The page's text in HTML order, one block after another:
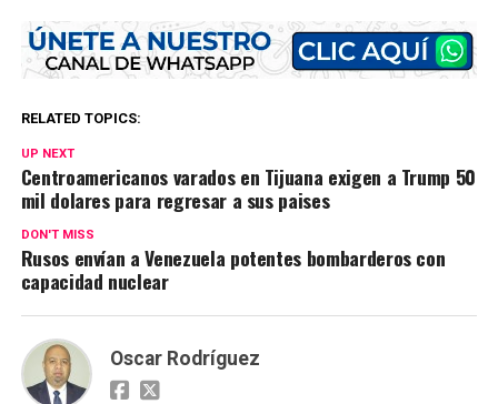
RELATED TOPICS:
UP NEXT
Centroamericanos varados en Tijuana exigen a Trump 50
mil dolares para regresar a sus paises
DON'T MISS
Rusos envían a Venezuela potentes bombarderos con
capacidad nuclear
Oscar Rodríguez